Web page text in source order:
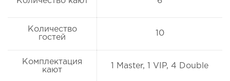
Количество
гостей
10
Комплектация
кают
1 Master, 1 VIP, 4 Double